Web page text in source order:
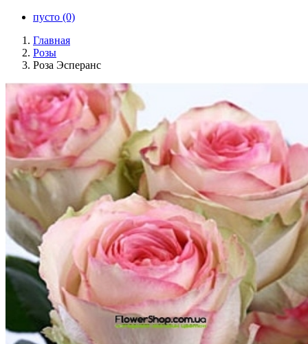
пусто (0)
Главная
Розы
Роза Эсперанс